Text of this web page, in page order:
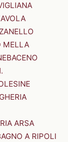
AVOLA
MELLA
BACENO
ARSA
A RIPOLI